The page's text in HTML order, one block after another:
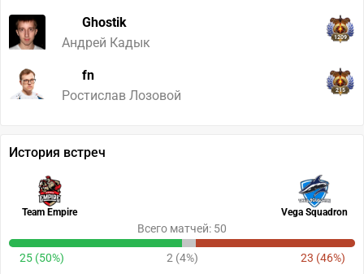
Ghostik
Андрей Кадык
1209
fn
Ростислав Лозовой
215
История встреч
Team Empire Vega Squadron
Всего матчей: 50
25 (50%) 2 (4%) 23 (46%)